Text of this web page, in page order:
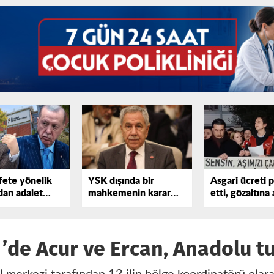
yönelik
adalet
YSK dışında bir
mahkemenin karar
vermesi görülmüş şey
Asgari ücreti
etti, gözaltına
Acur ve Ercan, Anadolu